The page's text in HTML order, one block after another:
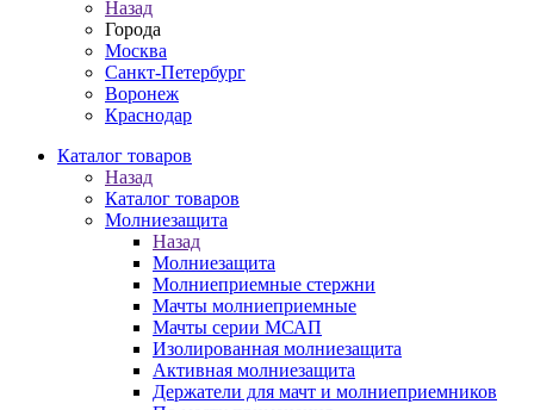
Назад
Города
Москва
Санкт-Петербург
Воронеж
Краснодар
Каталог товаров
Назад
Каталог товаров
Молниезащита
Назад
Молниезащита
Молниеприемные стержни
Мачты молниеприемные
Мачты серии МСАП
Изолированная молниезащита
Активная молниезащита
Держатели для мачт и молниеприемников